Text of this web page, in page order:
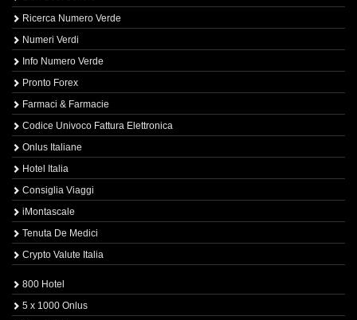
Ricerca Numero Verde
Numeri Verdi
Info Numero Verde
Pronto Forex
Farmaci & Farmacie
Codice Univoco Fattura Elettronica
Onlus Italiane
Hotel Italia
Consiglia Viaggi
iMontascale
Tenuta De Medici
Crypto Valute Italia
800 Hotel
5 x 1000 Onlus